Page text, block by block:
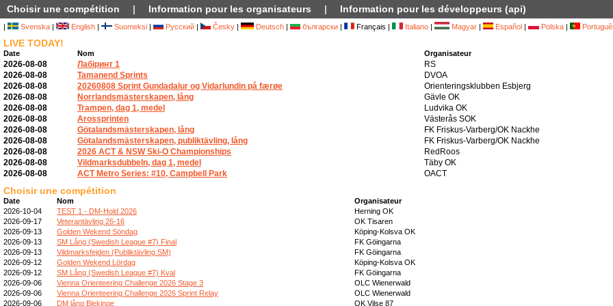
Choisir une compétition | Information pour les organisateurs | Information pour les développeurs (api)
| Svenska | English | Suomeksi | Русский | Česky | Deutsch | български | Français | Italiano | Magyar | Español | Polska |
LIVE TODAY!
Date Nom Organisateur
2026-08-08 Лабіринт 1
RS
2026-08-08
Tamanend Sprints
DVOA
2026-08-08
20260808 Sprint Gundadalur og Vidarlundin på færøe
Orienteringsklubben Esbjerg
2026-08-08
Norrlandsmästerskapen, lång
Gävle OK
2026-08-08
Trampen, dag 1, medel
Ludvika OK
2026-08-08
Arossprinten
Västerås SOK
2026-08-08
Götalandsmästerskapen, lång
FK Friskus-Varberg/OK Nackhe
2026-08-08
Götalandsmästerskapen, publiktävling, lång
FK Friskus-Varberg/OK Nackhe
2026-08-08
2026 ACT & NSW Ski-O Championships
RedRoos
2026-08-08
Vildmarksdubbeln, dag 1, medel
Täby OK
2026-08-08
ACT Metro Series: #10, Campbell Park OACT
Choisir une compétition
Date Nom
Organisateur
2026-10-04
TEST 1 - DM-Hold 2026
Herning OK
2026-09-17
Veterantävling 26-16
OK Tisaren
2026-09-13
Golden Wekend Söndag
Köping-Kolsva OK
2026-09-13
SM Lång (Swedish League #7) Final
FK Göingarna
2026-09-13
Vildmarksfejden (Publiktävling SM)
FK Göingarna
2026-09-12
Golden Wekend Lördag
Köping-Kolsva OK
2026-09-12
SM Lång (Swedish League #7) Kval
FK Göingarna
2026-09-06
Vienna Orienteering Challenge 2026 Stage 3
OLC Wienerwald
2026-09-06
Vienna Orienteering Challenge 2026 Sprint Relay
OLC Wienerwald
2026-09-06
DM lång Blekinge OK Vilse 87